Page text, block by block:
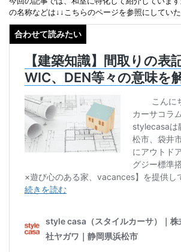
の名称などは↓↓こちらのページを参照にしていた